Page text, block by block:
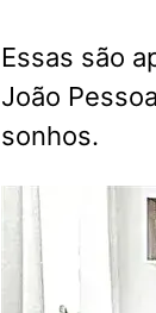
Essas são
João
sonhos.